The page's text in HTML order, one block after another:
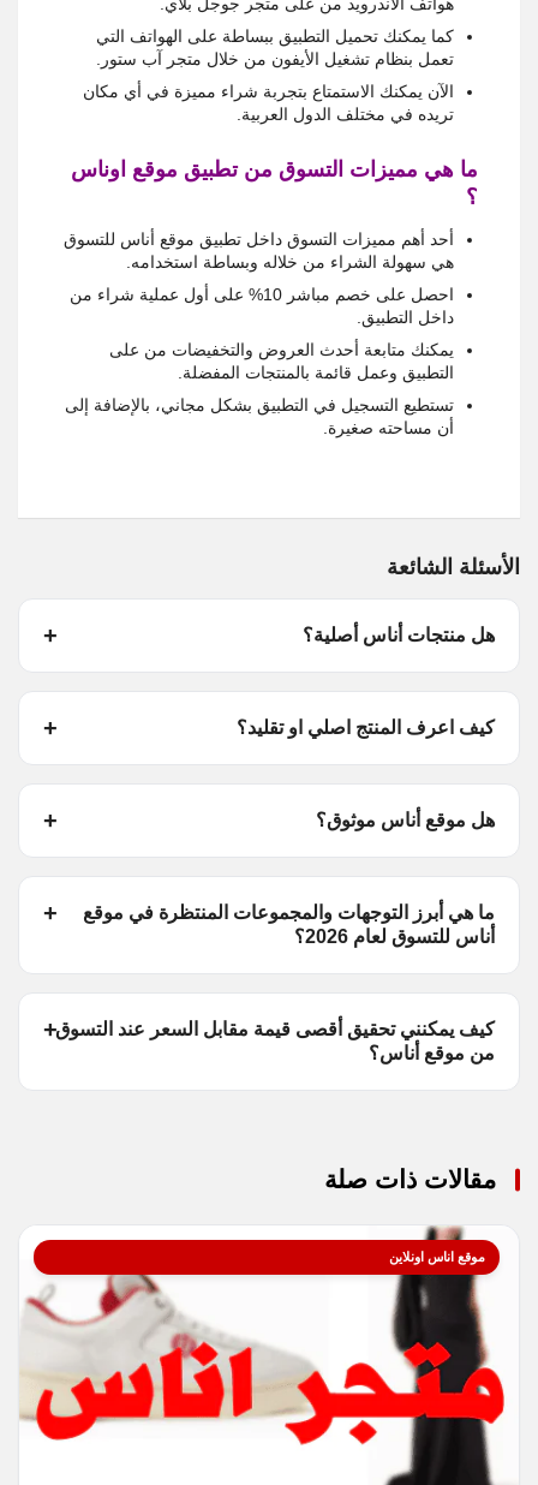
كما يمكنك تحميل التطبيق ببساطة على الهواتف التي
تعمل بنظام تشغيل الأيفون من خلال متجر آب ستور.
الآن يمكنك الاستمتاع بتجربة شراء مميزة في أي مكان
تريده في مختلف الدول العربية.
ما هي مميزات التسوق من تطبيق موقع اوناس
؟
أحد أهم مميزات التسوق داخل تطبيق موقع أناس للتسوق
هي سهولة الشراء من خلاله وبساطة استخدامه.
احصل على خصم مباشر 10% على أول عملية شراء من
داخل التطبيق.
يمكنك متابعة أحدث العروض والتخفيضات من على
التطبيق وعمل قائمة بالمنتجات المفضلة.
تستطيع التسجيل في التطبيق بشكل مجاني، بالإضافة إلى
أن مساحته صغيرة.
الأسئلة الشائعة
هل منتجات أناس أصلية؟
كيف اعرف المنتج اصلي او تقليد؟
هل موقع أناس موثوق؟
ما هي أبرز التوجهات والمجموعات المنتظرة في موقع
أناس للتسوق لعام 2026؟
كيف يمكنني تحقيق أقصى قيمة مقابل السعر عند التسوق
من موقع أناس؟
مقالات ذات صلة
موقع اناس اونلاين